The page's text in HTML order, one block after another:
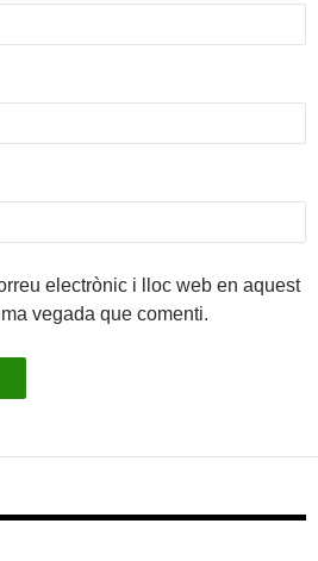
electrònic i lloc web en aquest
vegada que comenti.